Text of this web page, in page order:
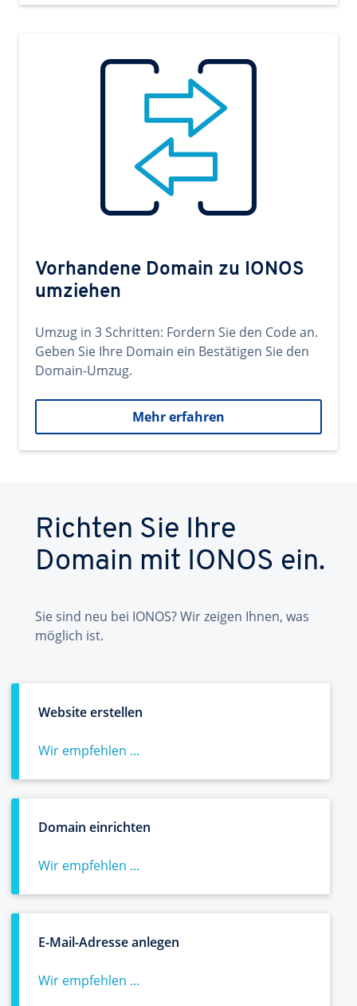
Vorhandene Domain zu IONOS
umziehen
Umzug in 3 Schritten: Fordern Sie den Code an.
Geben Sie Ihre Domain ein Bestätigen Sie den
Domain-Umzug.
Mehr erfahren
Richten Sie Ihre
Domain mit IONOS ein.
Sie sind neu bei IONOS? Wir zeigen Ihnen, was
möglich ist.
Website erstellen
Wir empfehlen ...
Domain einrichten
Wir empfehlen ...
E-Mail-Adresse anlegen
Wir empfehlen ...